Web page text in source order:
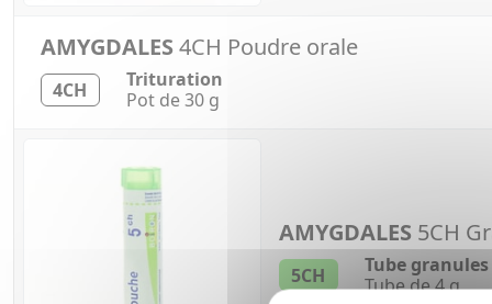
AMYGDALES 4CH Poudre orale
4CH
Trituration
Pot de 30 g
AMYGDALES 5CH
5CH
Tube granules
Tube de 4 g